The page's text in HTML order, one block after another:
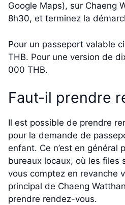
Google Maps), sur Chaeng
8h30, et terminez la
Pour un passeport valable
THB. Pour une version de
000 THB.
Faut-il prendre
Il est possible de prendre
pour la demande de
enfant. Ce n’est en général
bureaux locaux, où les files
vous comptez en revanche
principal de Chaeng
prendre rendez-vous.